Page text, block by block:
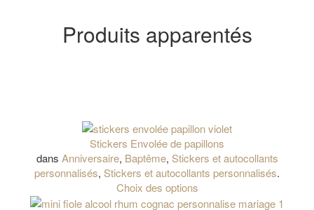
Produits apparentés
Stickers Envolée de papillons
dans Anniversaire, Baptême, Stickers et autocollants
personnalisés, Stickers et autocollants personnalisés.
Choix des options